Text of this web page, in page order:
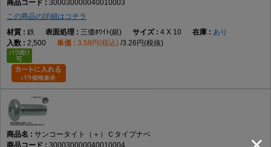
300030000040010003
この商品の詳細はコチラ
鉄
三価ﾎﾜｲﾄ(銀) 4 X 10
あり
2,500
3.58円(税込) 3.26円(税抜)
サンコータイト（＋）Ｃタイプナベ
300030000040010004